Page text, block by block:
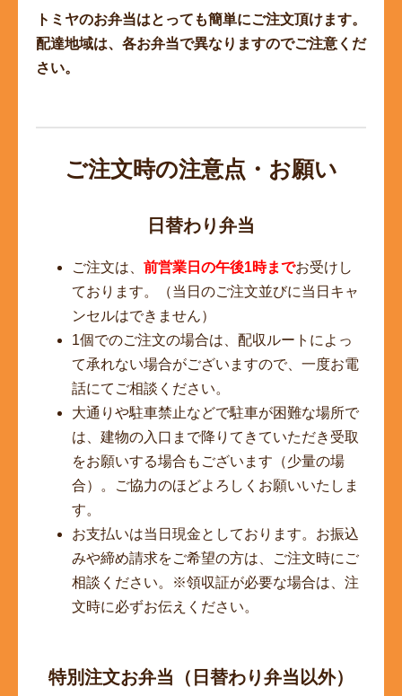
トミヤのお弁当はとっても簡単にご注文頂けます。
配達地域は、各お弁当で異なりますのでご注意くだ
さい。
ご注文時の注意点・お願い
日替わり弁当
ご注文は、 前営業日の午後1時までお受けし
ております。（当日のご注文並びに当日キャ
ンセルはできません）
1個でのご注文の場合は、配収ルートによっ
て承れない場合がございますので、一度お電
話にてご相談ください。
大通りや駐車禁止などで駐車が困難な場所で
は、建物の入口まで降りてきていただき受取
をお願いする場合もございます（少量の場
合）。ご協力のほどよろしくお願いいたしま
す。
お支払いは当日現金としております。お振込
みや締め請求をご希望の方は、ご注文時にご
相談ください。※領収証が必要な場合は、注
文時に必ずお伝えください。
特別注文お弁当（日替わり弁当以外）